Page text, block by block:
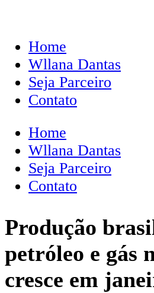
Home
Wllana Dantas
Seja Parceiro
Contato
Home
Wllana Dantas
Seja Parceiro
Contato
Produção
petróleo e gás
cresce em